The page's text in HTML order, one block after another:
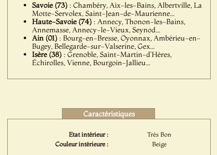
Savoie (73) : Chambéry, Aix-les-Bains, Albertville, La
Motte-Servolex, Saint-Jean-de-Maurienne...
Haute-Savoie (74) : Annecy, Thonon-les-Bains,
Annemasse, Annecy-le-Vieux, Seynod...
Ain (01) : Bourg-en-Bresse, Oyonnax, Ambérieu-en-
Bugey, Bellegarde-sur-Valserine, Gex...
Isère (38) : Grenoble, Saint-Martin-d'Hères,
Échirolles, Vienne, Bourgoin-Jallieu...
Caractéristiques
Etat intérieur :
Très Bon
Couleur intérieure :
Beige